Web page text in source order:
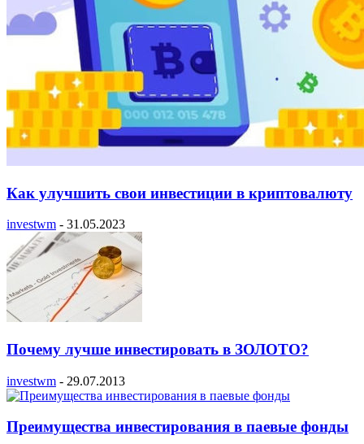
Как улучшить свои инвестиции в криптовалюту
investwm - 31.05.2023
Почему лучше инвестировать в ЗОЛОТО?
investwm - 29.07.2013
Преимущества инвестирования в паевые фонды